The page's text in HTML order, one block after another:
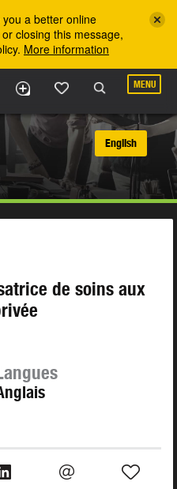
a better online
closing this message,
More information
MENU
English
de soins aux